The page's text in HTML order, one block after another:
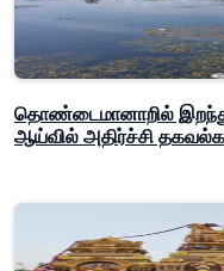
தொண்டைமானாறில்
ஆய்வில் அதிர்ச்சி